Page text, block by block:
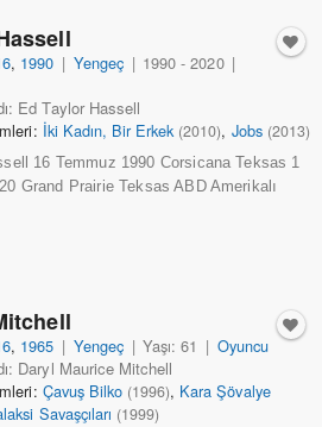
, 1990 | Yengeç | 1990 - 2020 |
Ed Taylor Hassell
İki Kadın, Bir Erkek (2010), Jobs (2013)
16 Temmuz 1990 Corsicana Teksas 1
Grand Prairie Teksas ABD Amerikalı
, 1965 | Yengeç | Yaşı: 61 | Oyuncu
Daryl Maurice Mitchell
Çavuş Bilko (1996), Kara Şövalye
Savaşçıları (1999)